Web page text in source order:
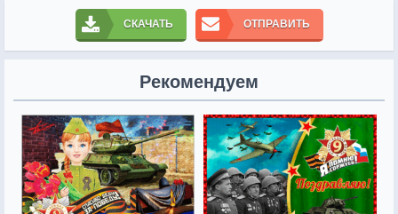
СКАЧАТЬ ОТПРАВИТЬ
Рекомендуем